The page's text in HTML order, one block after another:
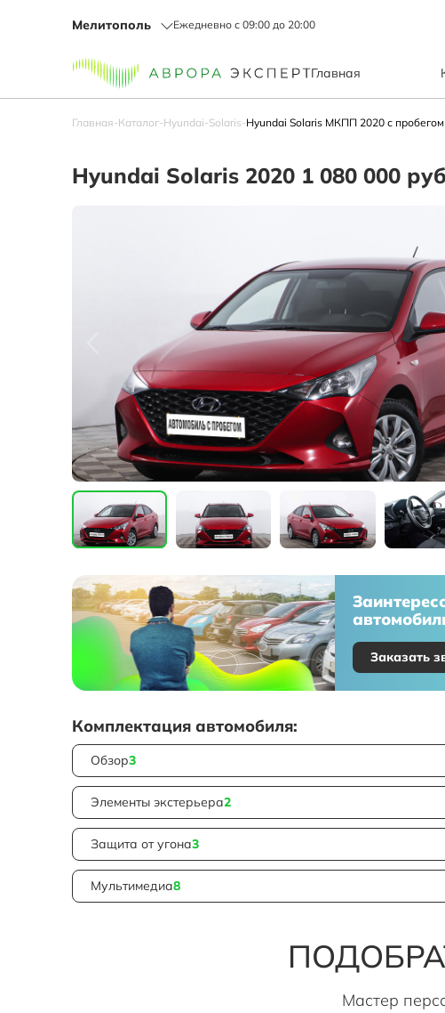
Мелитополь Ежедневно с 09:00 до 20:00
Главная
Главная-Каталог-Hyundai-Solaris-Hyundai Solaris МКПП 2020 с
Hyundai Solaris 2020 1 080 000
Заказать
Комплектация автомобиля:
Обзор3
Элементы экстерьера2
Защита от угона3
Мультимедиа8
Мастер